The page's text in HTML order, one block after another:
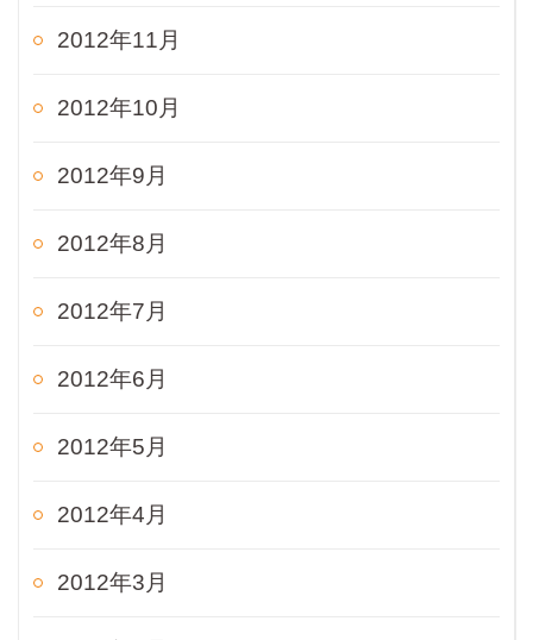
2012年11月
2012年10月
2012年9月
2012年8月
2012年7月
2012年6月
2012年5月
2012年4月
2012年3月